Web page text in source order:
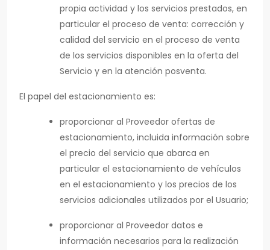
propia actividad y los servicios prestados, en
particular el proceso de venta: corrección y
calidad del servicio en el proceso de venta
de los servicios disponibles en la oferta del
Servicio y en la atención posventa.
El papel del estacionamiento es:
proporcionar al Proveedor ofertas de
estacionamiento, incluida información sobre
el precio del servicio que abarca en
particular el estacionamiento de vehículos
en el estacionamiento y los precios de los
servicios adicionales utilizados por el Usuario;
proporcionar al Proveedor datos e
información necesarios para la realización